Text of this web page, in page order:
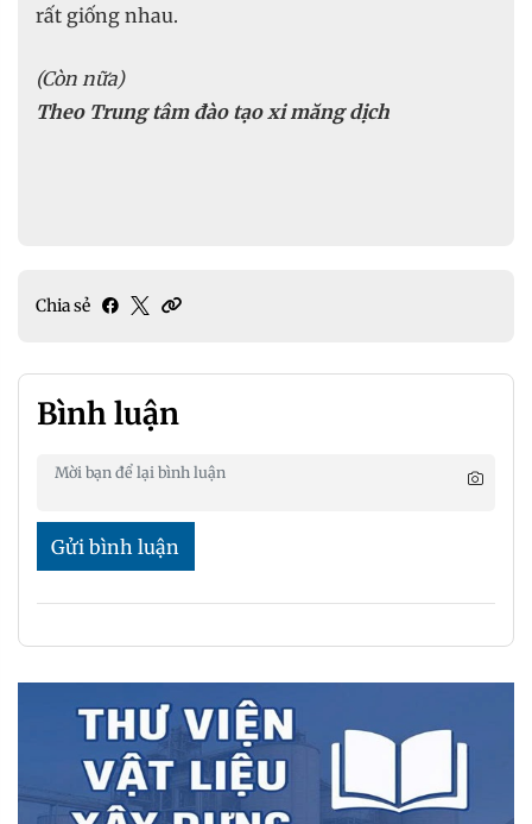
rất giống nhau.
(Còn nữa)
Theo Trung tâm đào tạo xi măng dịch
Chia sẻ
Bình luận
Gửi bình luận